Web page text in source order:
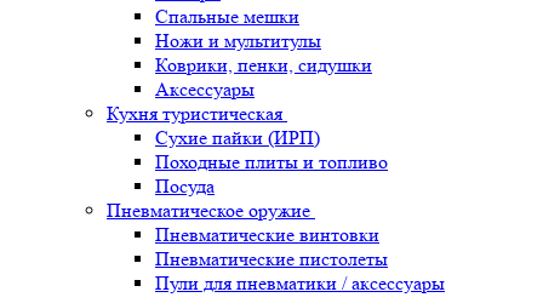
Спальные мешки
Ножи и мультитулы
Коврики, пенки, сидушки
Аксессуары
Кухня туристическая
Сухие пайки (ИРП)
Походные плиты и топливо
Посуда
Пневматическое оружие
Пневматические винтовки
Пневматические пистолеты
Пули для пневматики / аксессуары